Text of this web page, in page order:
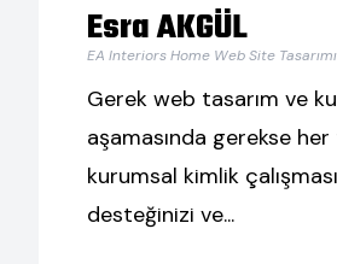
Esra AKGÜL
EA Interiors Home Web Site Tasarımı
Gerek web tasarım ve
aşamasında gerekse
kurumsal kimlik
desteğinizi ve...